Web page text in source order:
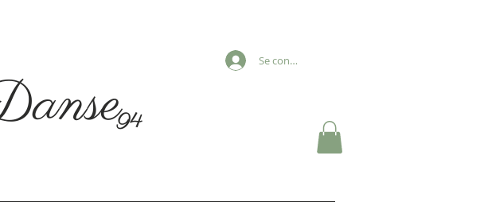
94
Se connecter